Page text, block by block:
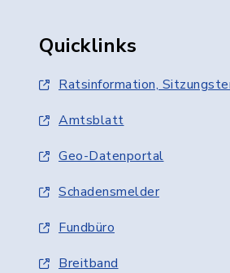
Quicklinks
Ratsinformation,
Amtsblatt
Geo-Datenportal
Schadensmelder
Fundbüro
Breitband